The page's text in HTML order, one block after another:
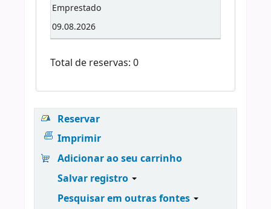
Emprestado
09.08.2026
Total de reservas: 0
Reservar
Imprimir
Adicionar ao seu carrinho
Salvar registro
Pesquisar em outras fontes